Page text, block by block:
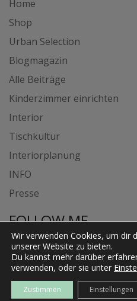
Home
Shop
Urban Selection
Blogmagazin
Alle Beiträge
Kinderzimmer einrichten
Interior
Tischkultur
Interiorplanung
INFO
Presse
FOLLOW ME
Wir verwenden Cookies, um dir
unserer Website zu bieten.
Du kannst mehr darüber
verwenden, oder sie unter
Zustimmen Einstellungen